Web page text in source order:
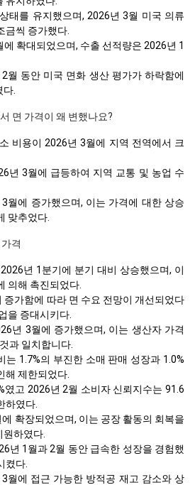
태를 유지했으며, 2026년 3월 미국 의류
금씩 증가했다.
확대되었으며, 수출 선적량은 2026년 1
월 동안 미국 면화 생산 평가가 하락함에
.
면 가격이 왜 변했나요?
비용이 2026년 3월에 지역 전역에서 크
년 3월에 급등하여 지역 교통 및 농업 수
월에 증가했으며, 이는 가격에 대한 상승
맞추었다.
격
년 1분기에 분기 대비 상승했으며, 이
의해 촉진되었다.
증가함에 따라 면 수요 전망이 개선되었다
을 증대시키다.
년 3월에 증가했으며, 이는 생산자 가격
과 일치합니다.
는 1.7%의 부진한 소매 판매 성장과 1.0%
해 제한되었다.
였고 2026년 2월 소비자 신뢰지수는 91.6
하였다.
확장되었으며, 이는 공장 활동의 회복을
하였다.
년 1월과 2월 동안 급속한 성장을 경험했
켰다.
월에 접근 가능한 방적공 재고 감소와 상